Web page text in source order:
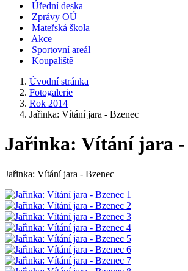
Úřední deska
Zprávy OÚ
Mateřská škola
Akce
Sportovní areál
Koupaliště
Úvodní stránka
Fotogalerie
Rok 2014
Jařinka: Vítání jara - Bzenec
Jařinka: Vítání jara -
Jařinka: Vítání jara - Bzenec